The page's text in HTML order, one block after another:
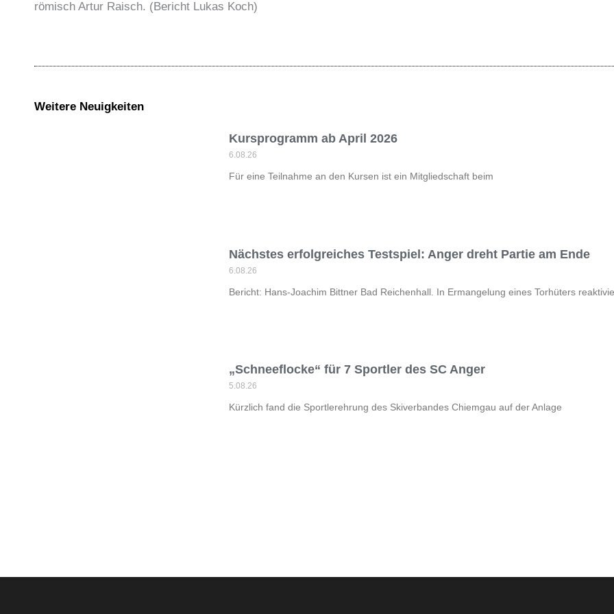
römisch Artur Raisch. (Bericht Lukas Koch)
Weitere Neuigkeiten
Kursprogramm ab April 2026
6.08.26
Für eine Teilnahme an den Kursen ist ein Mitgliedschaft beim
Nächstes erfolgreiches Testspiel: Anger dreht Partie am Ende
6.08.26
Bericht: Hans-Joachim Bittner Bad Reichenhall. In Ermangelung eines Torhüters
„Schneeflocke“ für 7 Sportler des SC Anger
5.08.26
Kürzlich fand die Sportlerehrung des Skiverbandes Chiemgau auf der Anlage